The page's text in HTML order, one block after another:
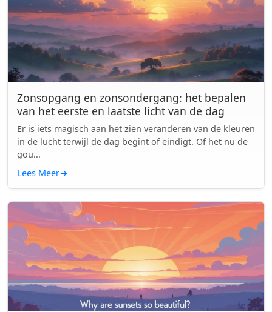
Zonsopgang en zonsondergang: het bepalen
van het eerste en laatste licht van de dag
Er is iets magisch aan het zien veranderen van de kleuren
in de lucht terwijl de dag begint of eindigt. Of het nu de
gou...
Lees Meer→